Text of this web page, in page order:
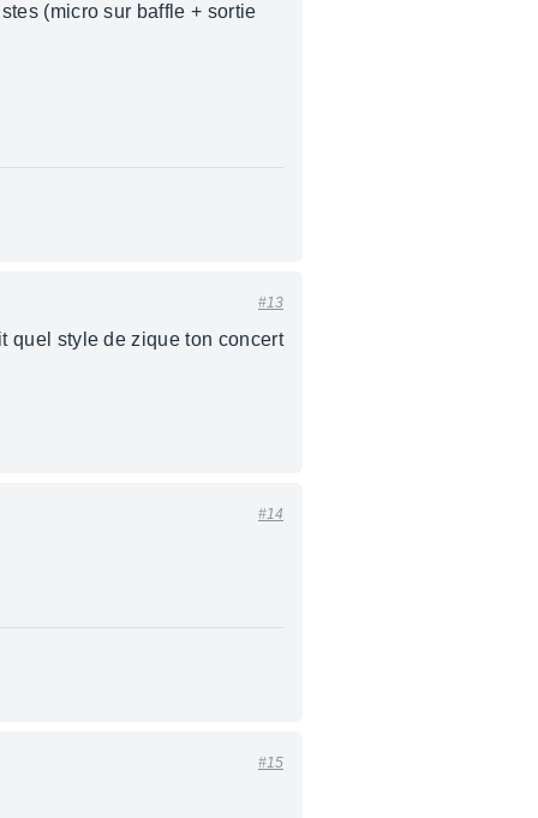
(micro sur baffle + sortie
#13
quel style de zique ton concert
#14
#15